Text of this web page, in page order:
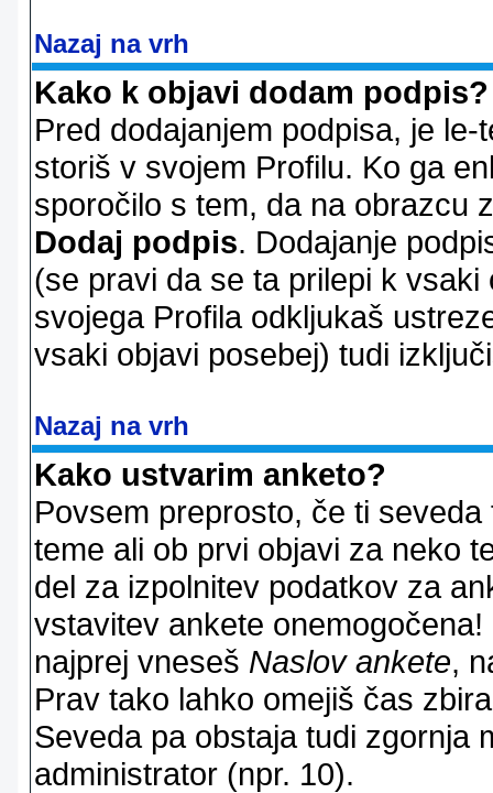
Nazaj na vrh
Kako k objavi dodam podpis?
Pred dodajanjem podpisa, je
storiš v svojem Profilu. Ko ga
sporočilo s tem, da na obrazcu
Dodaj podpis. Dodajanje
(se pravi da se ta prilepi k
svojega Profila odkljukaš
vsaki objavi posebej) tudi
Nazaj na vrh
Kako ustvarim anketo?
Povsem preprosto, če ti
teme ali ob prvi objavi za neko
del za izpolnitev podatkov za
vstavitev ankete
najprej vneseš Naslov ankete,
Prav tako lahko omejiš čas
Seveda pa obstaja tudi zgornja
administrator (npr. 10).